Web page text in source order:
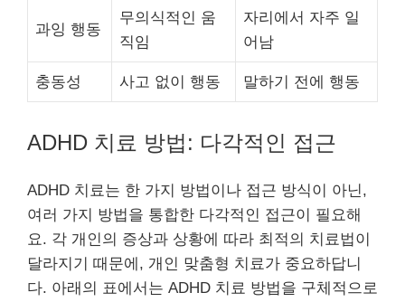
과잉 행동
무의식적인 움
직임
자리에서 자주 일
어남
충동성 사고 없이 행동 말하기 전에 행동
ADHD 치료 방법: 다각적인 접근
ADHD 치료는 한 가지 방법이나 접근 방식이 아닌,
여러 가지 방법을 통합한 다각적인 접근이 필요해
요. 각 개인의 증상과 상황에 따라 최적의 치료법이
달라지기 때문에, 개인 맞춤형 치료가 중요하답니
다. 아래의 표에서는 ADHD 치료 방법을 구체적으로